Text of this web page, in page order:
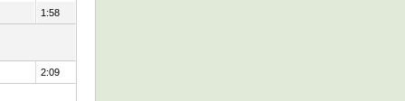
1:58
2:09